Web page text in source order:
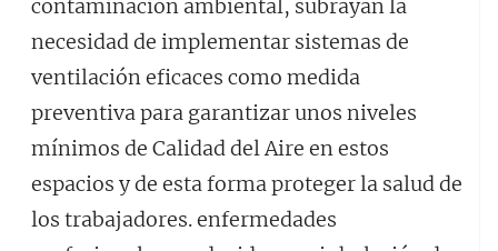
contaminación ambiental, subrayan la
necesidad de implementar sistemas de
ventilación eficaces como medida
preventiva para garantizar unos niveles
mínimos de Calidad del Aire en estos
espacios y de esta forma proteger la salud de
los trabajadores. enfermedades